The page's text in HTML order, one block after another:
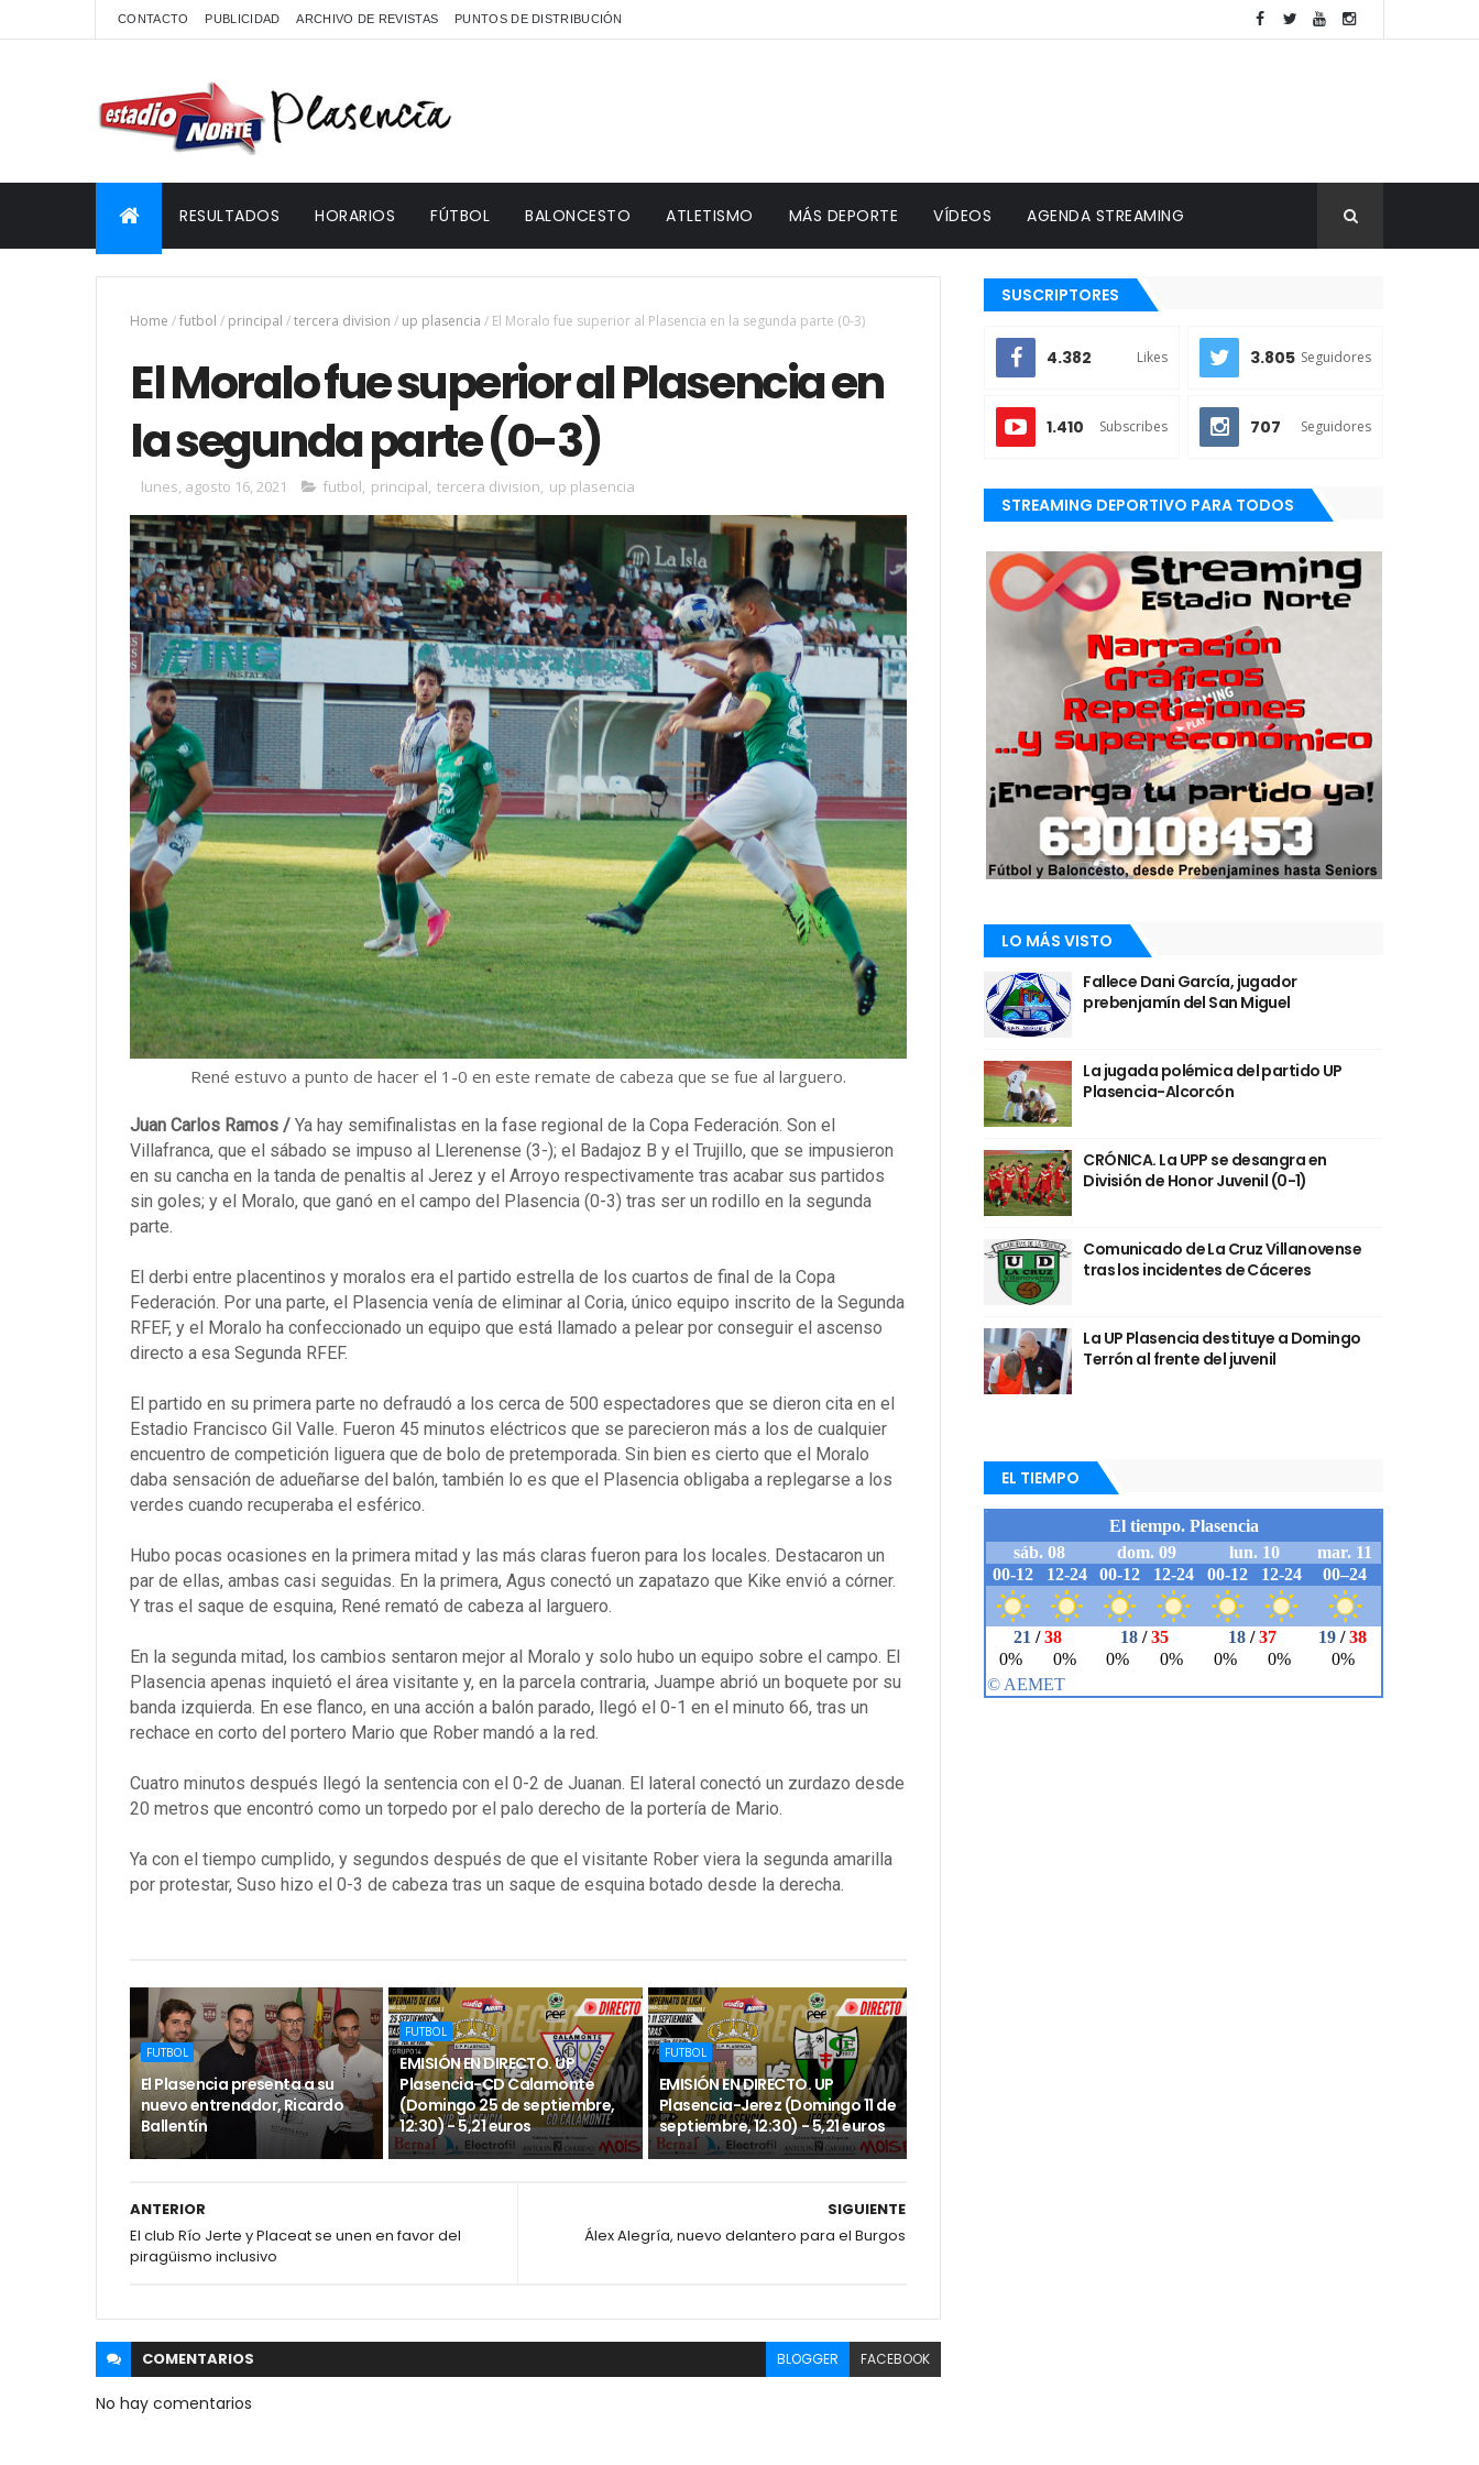
CONTACTO PUBLICIDAD ARCHIVO DE REVISTAS PUNTOS DE DISTRIBUCIÓN
RESULTADOS HORARIOS FÚTBOL BALONCESTO ATLETISMO MÁS DEPORTE VÍDEOS AGENDA STREAMING
Home /futbol / principal /tercera division / up plasencia / El Moralo fue superior al Plasencia en la segunda parte (0-3)
El Moralo fue superior al Plasencia en
la segunda parte (0-3)
lunes, agosto 16, 2021 futbol, principal, tercera division, up plasencia
René estuvo a punto de hacer el 1-0 en este remate de cabeza que se fue al larguero.
Juan Carlos Ramos / Ya hay semifinalistas en la fase regional de la Copa Federación. Son el
Villafranca, que el sábado se impuso al Llerenense (3-); el Badajoz B y el Trujillo, que se impusieron
en su cancha en la tanda de penaltis al Jerez y el Arroyo respectivamente tras acabar sus partidos
sin goles; y el Moralo, que ganó en el campo del Plasencia (0-3) tras ser un rodillo en la segunda
parte.
El derbi entre placentinos y moralos era el partido estrella de los cuartos de final de la Copa
Federación. Por una parte, el Plasencia venía de eliminar al Coria, único equipo inscrito de la Segunda
RFEF, y el Moralo ha confeccionado un equipo que está llamado a pelear por conseguir el ascenso
directo a esa Segunda RFEF.
El partido en su primera parte no defraudó a los cerca de 500 espectadores que se dieron cita en el
Estadio Francisco Gil Valle. Fueron 45 minutos eléctricos que se parecieron más a los de cualquier
encuentro de competición liguera que de bolo de pretemporada. Sin bien es cierto que el Moralo
daba sensación de adueñarse del balón, también lo es que el Plasencia obligaba a replegarse a los
verdes cuando recuperaba el esférico.
Hubo pocas ocasiones en la primera mitad y las más claras fueron para los locales. Destacaron un
par de ellas, ambas casi seguidas. En la primera, Agus conectó un zapatazo que Kike envió a córner.
Y tras el saque de esquina, René remató de cabeza al larguero.
En la segunda mitad, los cambios sentaron mejor al Moralo y solo hubo un equipo sobre el campo. El
Plasencia apenas inquietó el área visitante y, en la parcela contraria, Juampe abrió un boquete por su
banda izquierda. En ese flanco, en una acción a balón parado, llegó el 0-1 en el minuto 66, tras un
rechace en corto del portero Mario que Rober mandó a la red.
Cuatro minutos después llegó la sentencia con el 0-2 de Juanan. El lateral conectó un zurdazo desde
20 metros que encontró como un torpedo por el palo derecho de la portería de Mario.
Ya con el tiempo cumplido, y segundos después de que el visitante Rober viera la segunda amarilla
por protestar, Suso hizo el 0-3 de cabeza tras un saque de esquina botado desde la derecha.
FUTBOL
El Plasencia presenta a su
nuevo entrenador, Ricardo
Ballentín
FUTBOL
EMISIÓN EN DIRECTO. UP
Plasencia-CD Calamonte
(Domingo 25 de septiembre,
12:30) - 5,21 euros
FUTBOL
EMISIÓN EN DIRECTO. UP
Plasencia-Jerez (Domingo 11 de
septiembre, 12:30) - 5,21 euros
SIGUIENTE
Álex Alegría, nuevo delantero para el Burgos
ANTERIOR
El club Río Jerte y Placeat se unen en favor del
piragüismo inclusivo
COMENTARIOS BLOGGER FACEBOOK
No hay comentarios
SUSCRIPTORES
4.382 Likes 3.805 Seguidores
1.410 Subscribes 707 Seguidores
STREAMING DEPORTIVO PARA TODOS
LO MÁS VISTO
Fallece Dani García, jugador
prebenjamín del San Miguel
La jugada polémica del partido UP
Plasencia-Alcorcón
CRÓNICA. La UPP se desangra en
División de Honor Juvenil (0-1)
Comunicado de La Cruz Villanovense
tras los incidentes de Cáceres
La UP Plasencia destituye a Domingo
Terrón al frente del juvenil
EL TIEMPO